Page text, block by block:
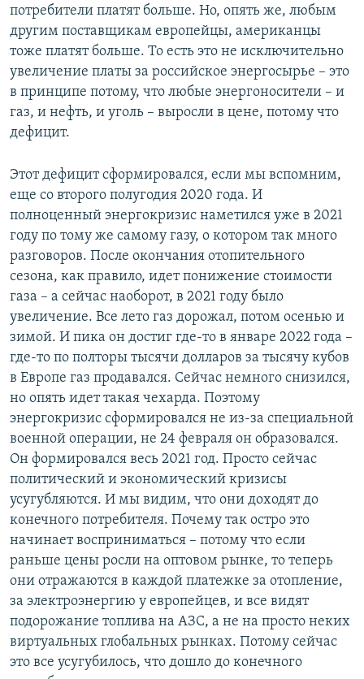
потребители платят больше. Но, опять же, любым
другим поставщикам европейцы, американцы
тоже платят больше. То есть это не исключительно
увеличение платы за российское энергосырье – это
в принципе потому, что любые энергоносители – и
газ, и нефть, и уголь – выросли в цене, потому что
дефицит.
Этот дефицит сформировался, если мы вспомним,
еще со второго полугодия 2020 года. И
полноценный энергокризис наметился уже в 2021
году по тому же самому газу, о котором так много
разговоров. После окончания отопительного
сезона, как правило, идет понижение стоимости
газа – а сейчас наоборот, в 2021 году было
увеличение. Все лето газ дорожал, потом осенью и
зимой. И пика он достиг где-то в январе 2022 года –
где-то по полторы тысячи долларов за тысячу кубов
в Европе газ продавался. Сейчас немного снизился,
но опять идет такая чехарда. Поэтому
энергокризис сформировался не из-за специальной
военной операции, не 24 февраля он образовался.
Он формировался весь 2021 год. Просто сейчас
политический и экономический кризисы
усугубляются. И мы видим, что они доходят до
конечного потребителя. Почему так остро это
начинает восприниматься – потому что если
раньше цены росли на оптовом рынке, то теперь
они отражаются в каждой платежке за отопление,
за электроэнергию у европейцев, и все видят
подорожание топлива на АЗС, а не на просто неких
виртуальных глобальных рынках. Потому сейчас
это все усугубилось, что дошло до конечного